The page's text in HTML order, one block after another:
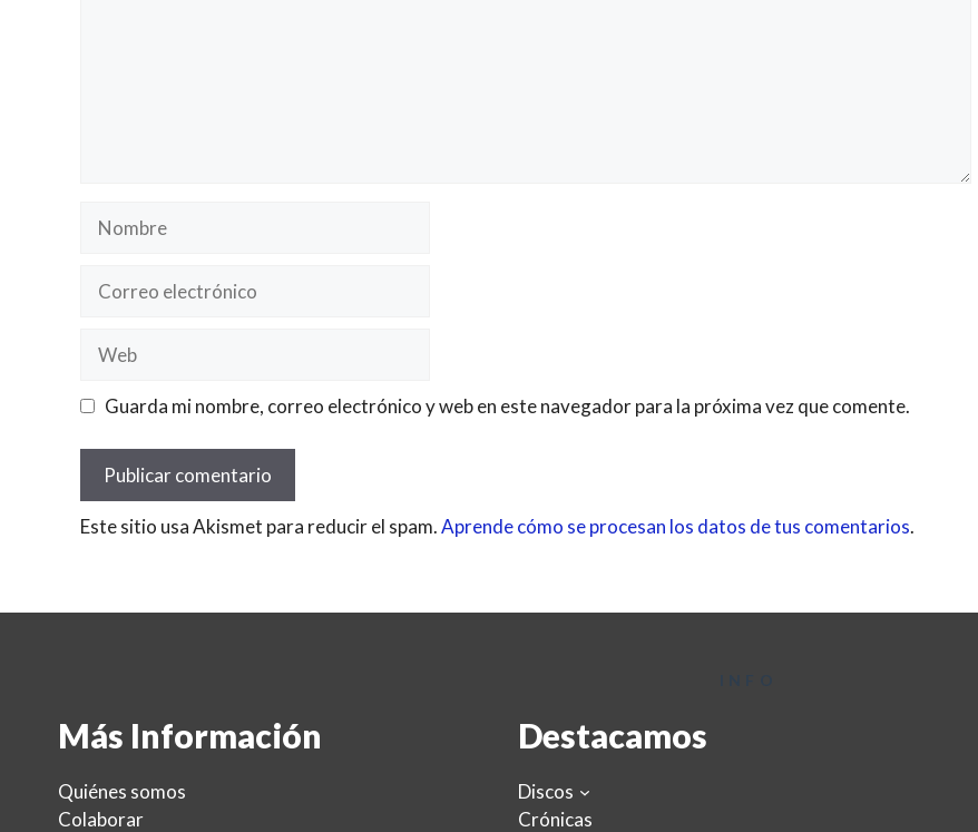
electrónico
Guarda mi nombre, correo electrónico y web en este navegador para la próxima vez que comente.
Este sitio usa Akismet para reducir el spam.Aprende cómo se procesan los datos de tus comentarios.
Más Información
Quiénes somos
Colaborar
Destacamos
Discos
Crónicas